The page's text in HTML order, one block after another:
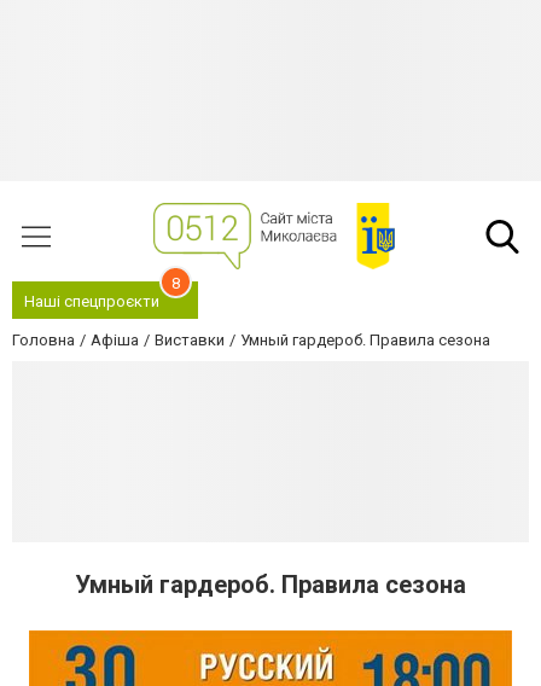
Наші спецпроєкти
8
Головна Афіша Виставки Умный гардероб. Правила сезона
Умный гардероб. Правила сезона